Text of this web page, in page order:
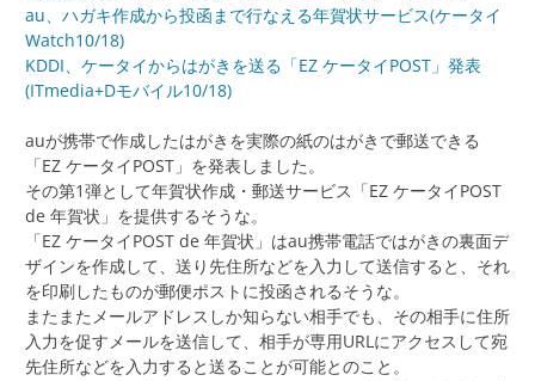
au、ハガキ作成から投函まで行なえる年賀状サービス(ケータイ
Watch10/18)
KDDI、ケータイからはがきを送る「EZ ケータイPOST」発表
(ITmedia+Dモバイル10/18)
auが携帯で作成したはがきを実際の紙のはがきで郵送できる
「EZ ケータイPOST」を発表しました。
その第1弾として年賀状作成・郵送サービス「EZ ケータイPOST
de 年賀状」を提供するそうな。
「EZ ケータイPOST de 年賀状」はau携帯電話ではがきの裏面デ
ザインを作成して、送り先住所などを入力して送信すると、それ
を印刷したものが郵便ポストに投函されるそうな。
またまたメールアドレスしか知らない相手でも、その相手に住所
入力を促すメールを送信して、相手が専用URLにアクセスして宛
先住所などを入力すると送ることが可能とのこと。